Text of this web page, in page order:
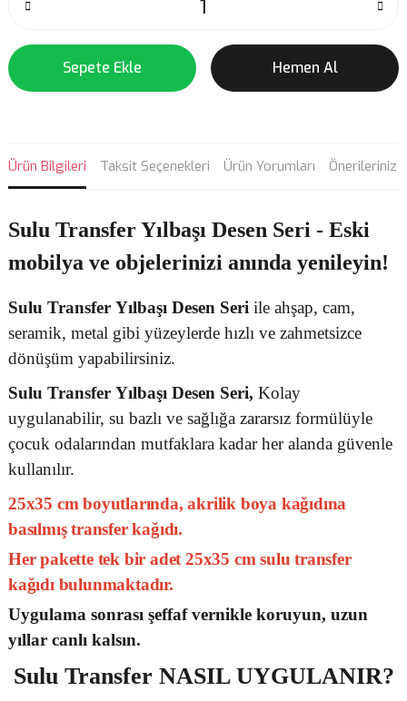
Sepete Ekle Hemen Al
Ürün Bilgileri Taksit Seçenekleri Ürün Yorumları Önerileriniz
Sulu Transfer Yılbaşı Desen Seri - Eski
mobilya ve objelerinizi anında yenileyin!
Sulu Transfer Yılbaşı Desen Seri ile ahşap, cam,
seramik, metal gibi yüzeylerde hızlı ve zahmetsizce
dönüşüm yapabilirsiniz.
Sulu Transfer Yılbaşı Desen Seri, Kolay
uygulanabilir, su bazlı ve sağlığa zararsız formülüyle
çocuk odalarından mutfaklara kadar her alanda güvenle
kullanılır.
25x35 cm boyutlarında, akrilik boya kağıdına
basılmış transfer kağıdı.
Her pakette tek bir adet 25x35 cm sulu transfer
kağıdı bulunmaktadır.
Uygulama sonrası şeffaf vernikle koruyun, uzun
yıllar canlı kalsın.
Sulu Transfer NASIL UYGULANIR?